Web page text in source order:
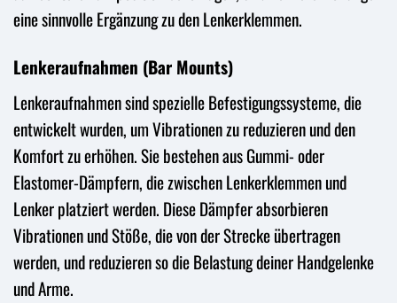
eine sinnvolle Ergänzung zu den Lenkerklemmen.
Lenkeraufnahmen (Bar Mounts)
Lenkeraufnahmen sind spezielle Befestigungssysteme, die
entwickelt wurden, um Vibrationen zu reduzieren und den
Komfort zu erhöhen. Sie bestehen aus Gummi- oder
Elastomer-Dämpfern, die zwischen Lenkerklemmen und
Lenker platziert werden. Diese Dämpfer absorbieren
Vibrationen und Stöße, die von der Strecke übertragen
werden, und reduzieren so die Belastung deiner Handgelenke
und Arme.